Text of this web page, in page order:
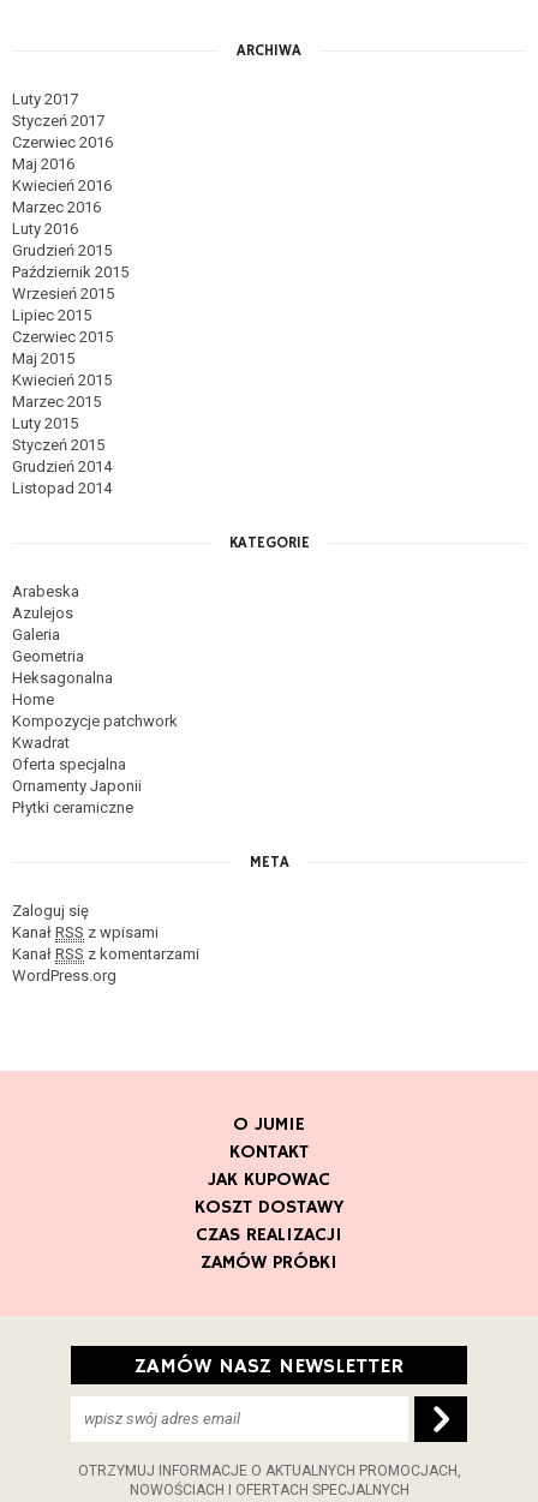
ARCHIWA
Luty 2017
Styczeń 2017
Czerwiec 2016
Maj 2016
Kwiecień 2016
Marzec 2016
Luty 2016
Grudzień 2015
Październik 2015
Wrzesień 2015
Lipiec 2015
Czerwiec 2015
Maj 2015
Kwiecień 2015
Marzec 2015
Luty 2015
Styczeń 2015
Grudzień 2014
Listopad 2014
KATEGORIE
Arabeska
Azulejos
Galeria
Geometria
Heksagonalna
Home
Kompozycje patchwork
Kwadrat
Oferta specjalna
Ornamenty Japonii
Płytki ceramiczne
META
Zaloguj się
Kanał RSS z wpisami
Kanał RSS z komentarzami
WordPress.org
O JUMIE
KONTAKT
JAK KUPOWAC
KOSZT DOSTAWY
CZAS REALIZACJI
ZAMÓW PRÓBKI
ZAMÓW NASZ NEWSLETTER
OTRZYMUJ INFORMACJE O AKTUALNYCH PROMOCJACH,
NOWOŚCIACH I OFERTACH SPECJALNYCH